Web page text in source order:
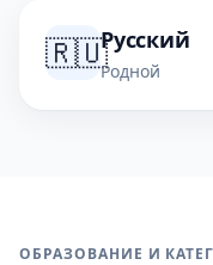
🇷🇺Русский
Родной
ОБРАЗОВАНИЕ И